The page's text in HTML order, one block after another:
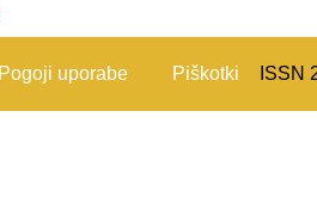
Pogoji uporabe Piškotki ISSN